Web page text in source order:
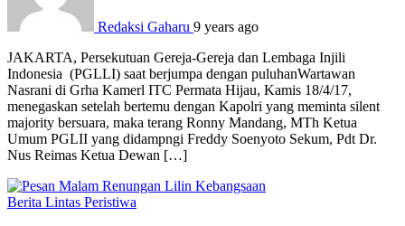
Redaksi Gaharu 9 years ago
JAKARTA, Persekutuan Gereja-Gereja dan Lembaga Injili
Indonesia (PGLLI) saat berjumpa dengan puluhanWartawan
Nasrani di Grha Kamerl ITC Permata Hijau, Kamis 18/4/17,
menegaskan setelah bertemu dengan Kapolri yang meminta silent
majority bersuara, maka terang Ronny Mandang, MTh Ketua
Umum PGLII yang didampngi Freddy Soenyoto Sekum, Pdt Dr.
Nus Reimas Ketua Dewan […]
Berita Lintas Peristiwa